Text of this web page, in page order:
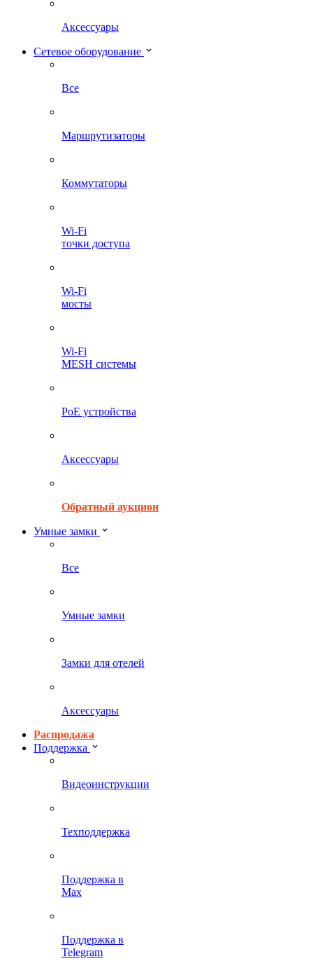
Аксессуары
Сетевое оборудование
Все
Маршрутизаторы
Коммутаторы
Wi-Fi
точки доступа
Wi-Fi
мосты
Wi-Fi
MESH системы
PoE устройства
Аксессуары
Обратный аукцион
Умные замки
Все
Умные замки
Замки для отелей
Аксессуары
Распродажа
Поддержка
Видеоинструкции
Техподдержка
Поддержка в
Max
Поддержка в
Telegram